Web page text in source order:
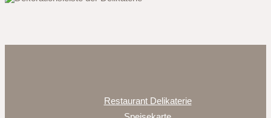
Restaurant Delikaterie